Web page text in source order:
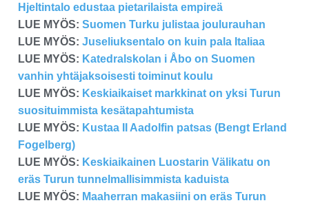
Hjeltintalo edustaa pietarilaista empireä
LUE MYÖS: Suomen Turku julistaa joulurauhan
LUE MYÖS: Juseliuksentalo on kuin pala Italiaa
LUE MYÖS: Katedralskolan i Åbo on Suomen
vanhin yhtäjaksoisesti toiminut koulu
LUE MYÖS: Keskiaikaiset markkinat on yksi Turun
suosituimmista kesätapahtumista
LUE MYÖS: Kustaa II Aadolfin patsas (Bengt Erland
Fogelberg)
LUE MYÖS: Keskiaikainen Luostarin Välikatu on
eräs Turun tunnelmallisimmista kaduista
LUE MYÖS: Maaherran makasiini on eräs Turun